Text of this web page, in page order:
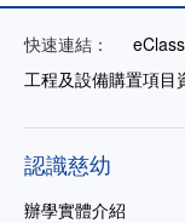
快速連結： eClass
工程及設備購置項目
認識慈幼
辦學實體介紹